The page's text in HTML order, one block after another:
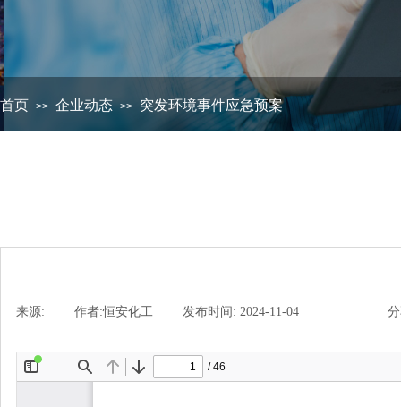
首页 >> 企业动态 >> 突发环境事件应急预案
来源: 作者:恒安化工 发布时间: 2024-11-04